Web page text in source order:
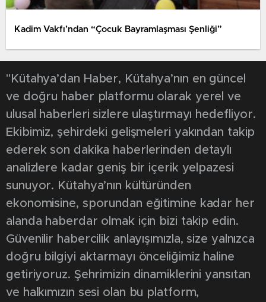
Kadim Vakfı’ndan “Çocuk Bayramlaşması Şenliği”
"Kütahya’dan Haber, Kütahya’nın en güncel
ve doğru haber platformu olarak yerel ve
ulusal haberleri sizlere ulaştırmayı hedefliyor.
Ekibimiz, şehirdeki gelişmeleri yakından takip
ederek son dakika haberlerinden detaylı
analizlere kadar geniş bir içerik yelpazesi
sunuyor. Kütahya’nın kültüründen
ekonomisine, sporundan eğitimine kadar her
alanda haberdar olmak için bizi takip edin.
Güvenilir habercilik anlayışımızla, size yalnızca
doğru bilgiyi aktarmayı önceliğimiz haline
getiriyoruz. Şehrimizin dinamiklerini yansıtan
ve halkımızın sesi olan bu platform,